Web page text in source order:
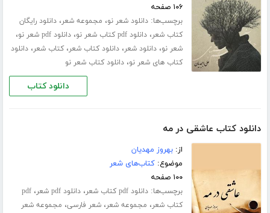
۱۰۶ صفحه
برچسب‌ها:دانلود شعر نو، مجموعه شعر،دانلود رایگان
کتاب شعر،دانلود pdf کتاب شعر نو ،دانلود pdf شعر نو ،
شعر نو،دانلود شعر،دانلود کتاب شعر،کتاب شعر،دانلود
کتاب های شعر نو،دانلود کتاب شعر نو
دانلود کتاب
دانلود کتاب عاشقی در مه
از:بهروز مهدیان
موضوع:کتاب‌های شعر
۱۰۰ صفحه
برچسب‌ها:دانلود pdf کتاب شعر ،دانلود pdf شعر ،pdf
کتاب شعر، مجموعه شعر،شعر فارسی، مجموعه شعر